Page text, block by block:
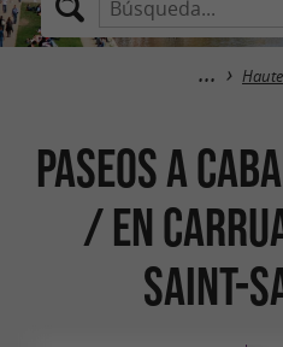
Paseos a
/ en
Saint-